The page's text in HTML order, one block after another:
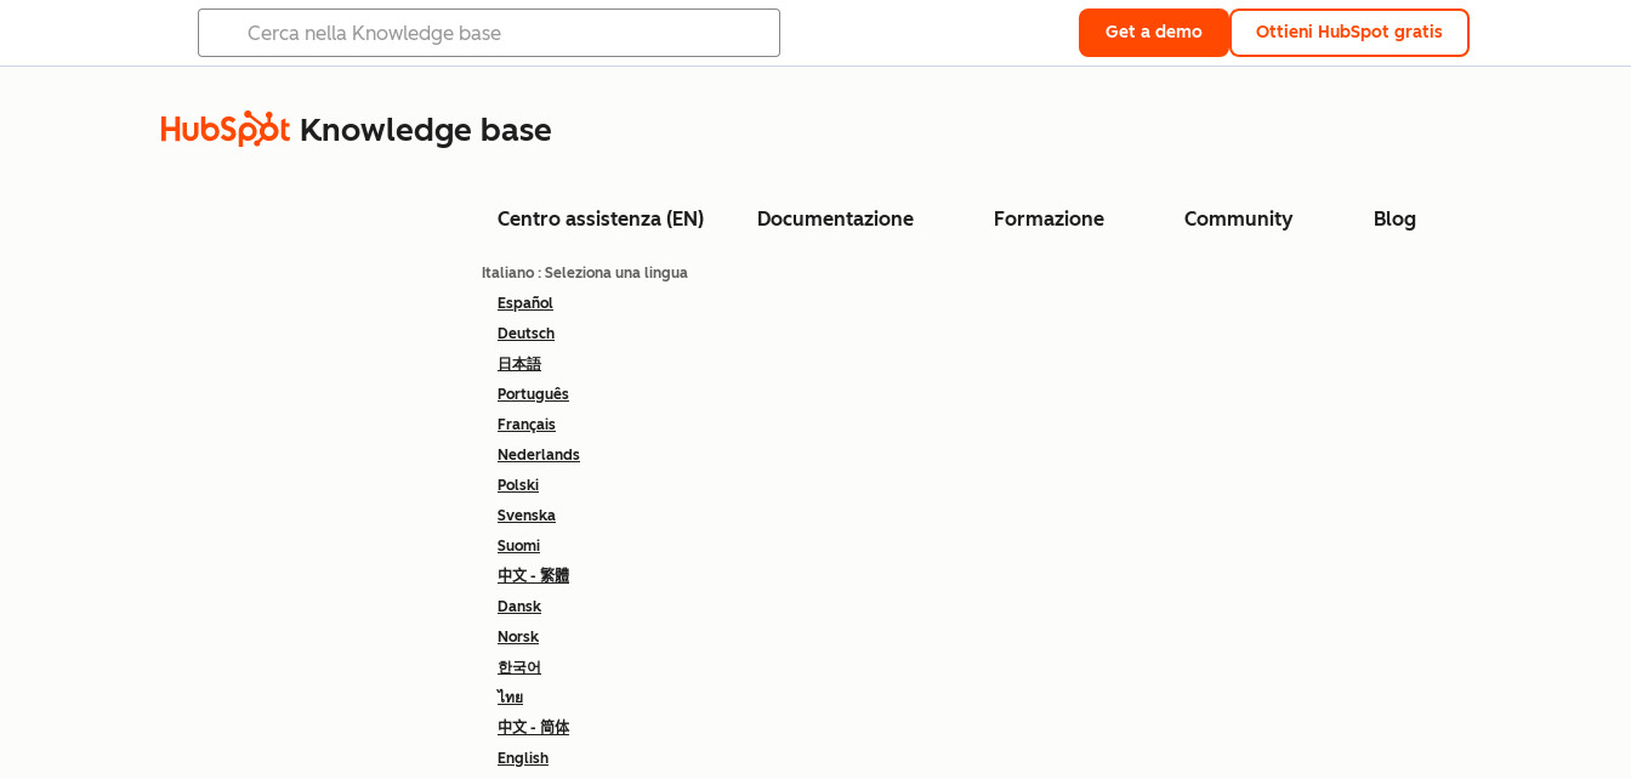
Get a demo Ottieni HubSpot gratis
Knowledge base
Centro assistenza (EN) Documentazione Formazione Community Blog
Italiano : Seleziona una lingua
Español
Deutsch
日本語
Português
Français
Nederlands
Polski
Svenska
Suomi
中文 - 繁體
Dansk
Norsk
한국어
ไทย
中文 - 简体
English